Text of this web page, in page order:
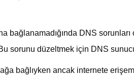
bağlanamadığında DNS
sorunu düzeltmek için DNS
ağa bağlıyken ancak internete